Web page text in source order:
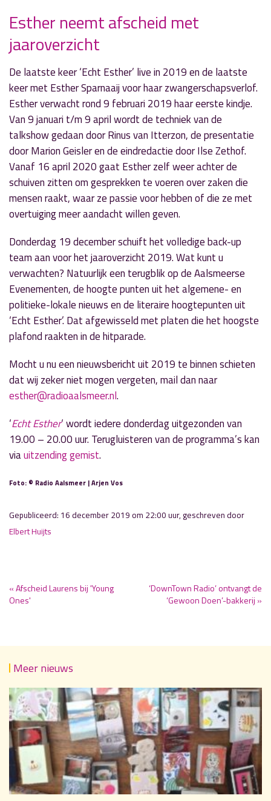
« Vorig nieuwsbericht
Afscheid Laurens bij 'Young Ones'
14 december 2019
» Volgend nieuwsbericht
‘DownTown Radio’ ontvangt de ‘Gewoon Doen’-
bakkerij
16 december 2019
Esther neemt afscheid met
jaaroverzicht
De laatste keer ‘Echt Esther’ live in 2019 en de laatste
keer met Esther Sparnaaij voor haar zwangerschapsverlof.
Esther verwacht rond 9 februari 2019 haar eerste kindje.
Van 9 januari t/m 9 april wordt de techniek van de
talkshow gedaan door Rinus van Itterzon, de presentatie
door Marion Geisler en de eindredactie door Ilse Zethof.
Vanaf 16 april 2020 gaat Esther zelf weer achter de
schuiven zitten om gesprekken te voeren over zaken die
mensen raakt, waar ze passie voor hebben of die ze met
overtuiging meer aandacht willen geven.
Donderdag 19 december schuift het volledige back-up
team aan voor het jaaroverzicht 2019. Wat kunt u
verwachten? Natuurlijk een terugblik op de Aalsmeerse
Evenementen, de hoogte punten uit het algemene- en
politieke-lokale nieuws en de literaire hoogtepunten uit
‘Echt Esther’. Dat afgewisseld met platen die het hoogste
plafond raakten in de hitparade.
Mocht u nu een nieuwsbericht uit 2019 te binnen schieten
dat wij zeker niet mogen vergeten, mail dan naar
esther@radioaalsmeer.nl.
‘Echt Esther‘ wordt iedere donderdag uitgezonden van
19.00 – 20.00 uur. Terugluisteren van de programma’s kan
viauitzending gemist.
Foto: © Radio Aalsmeer | Arjen Vos
Gepubliceerd: 16 december 2019 om 22:00 uur, geschreven door
Elbert Huijts
« Afscheid Laurens bij 'Young
Ones'
‘DownTown Radio’ ontvangt de
‘Gewoon Doen’-bakkerij »
Meer nieuws